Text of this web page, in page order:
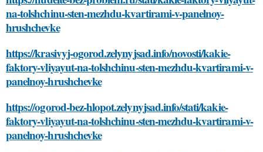
na-tolshchinu-sten-mezhdu-kvartirami-v-panelnoy-
hrushchevke
https://krasivyj-ogorod.zelynyjsad.info/novosti/kakie-
faktory-vliyayut-na-tolshchinu-sten-mezhdu-kvartirami-v-
panelnoy-hrushchevke
https://ogorod-bez-hlopot.zelynyjsad.info/stati/kakie-
faktory-vliyayut-na-tolshchinu-sten-mezhdu-kvartirami-v-
panelnoy-hrushchevke